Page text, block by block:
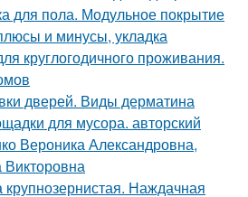
для пола. Модульное покрытие
и минусы, укладка
круглогодичного проживания.
дверей. Виды дерматина
для мусора. авторский
Вероника Александровна,
Наждачная